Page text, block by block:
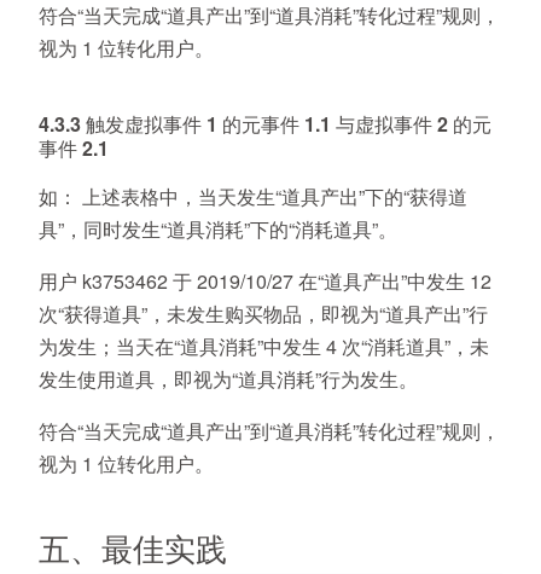
符合“当天完成“道具产出”到“道具消耗”转化过程”规则，
视为 1 位转化用户。
4.3.3 触发虚拟事件 1 的元事件 1.1 与虚拟事件 2 的元
事件 2.1
如： 上述表格中，当天发生“道具产出”下的“获得道
具”，同时发生“道具消耗”下的“消耗道具”。
用户 k3753462 于 2019/10/27 在“道具产出”中发生 12
次“获得道具”，未发生购买物品，即视为“道具产出”行
为发生；当天在“道具消耗”中发生 4 次“消耗道具”，未
发生使用道具，即视为“道具消耗”行为发生。
符合“当天完成“道具产出”到“道具消耗”转化过程”规则，
视为 1 位转化用户。
五、最佳实践